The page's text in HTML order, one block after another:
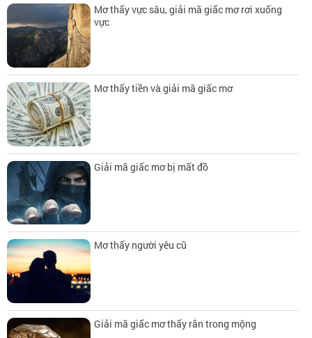
Mơ thấy vực sâu, giải mã giấc mơ rơi xuống
vực
Mơ thấy tiền và giải mã giấc mơ
Giải mã giấc mơ bị mất đồ
Mơ thấy người yêu cũ
Giải mã giấc mơ thấy rắn trong mộng